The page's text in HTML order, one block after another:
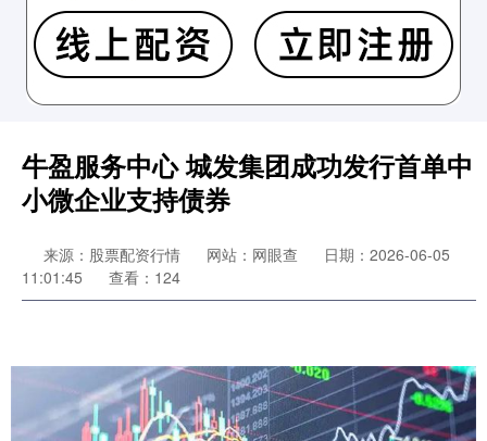
牛盈服务中心 城发集团成功发行首单中
小微企业支持债券
来源：股票配资行情 网站：网眼查
日期：2026-06-05
11:01:45
查看：124